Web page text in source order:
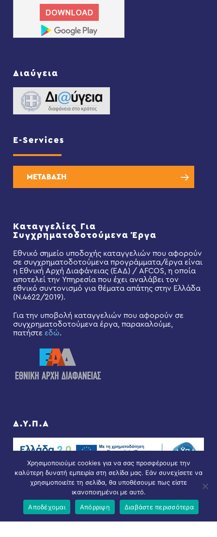
Διαύγεια
E-Services
ΜΕΤΑΒΑΣΗ
Καταγγελίες Για
Συγχρηματοδοτούμενα Έργα
Εθνικό σημείο υποδοχής καταγγελιών που αφορούν
σε συγχρηματοδοτούμενα προγράμματα/έργα είναι
η Εθνική Αρχή Διαφάνειας (ΕΑΔ) / AFCOS, η οποία
αποτελεί την Υπηρεσία που έχει αναλάβει τον
εθνικό συντονισμό για θέματα απάτης στην Ελλάδα
(Ν.4622/2019).
Για την υποβολή καταγγελιών που αφορούν σε
συγχρηματοδοτούμενα έργα, παρακαλούμε,
πατήστε εδώ.
Δ.Υ.Π.Α
Χρησιμοποιούμε cookies για να σας προσφέρουμε την
καλύτερη δυνατή εμπειρία στη σελίδα μας. Εάν συνεχίσετε να
χρησιμοποιείτε τη σελίδα, θα υποθέσουμε πως είστε
ικανοποιημένοι με αυτό.
Αποδέχομαι
Απόρριψη Διαβάστε περισσότερα